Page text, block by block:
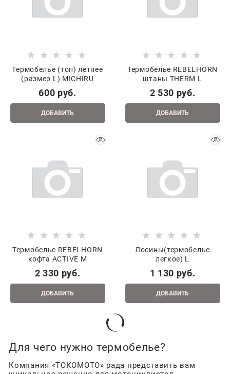
Термобелье (топ) летнее
(размер L) MICHIRU
600 руб.
ДОБАВИТЬ
Термобелье REBELHORN
штаны THERM L
2 530 руб.
ДОБАВИТЬ
Термобелье REBELHORN
кофта ACTIVE M
2 330 руб.
ДОБАВИТЬ
Лосины(термобелье
легкое) L
1 130 руб.
ДОБАВИТЬ
Для чего нужно термобелье?
Компания «ТОКОМОТО» рада представить вам